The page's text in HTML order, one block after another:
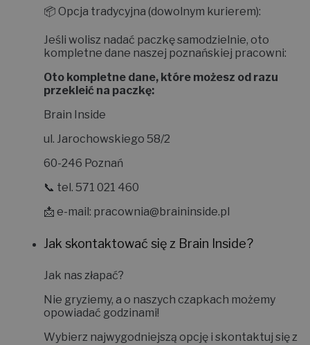
📦 Opcja tradycyjna (dowolnym kurierem):
Jeśli wolisz nadać paczkę samodzielnie, oto
kompletne dane naszej poznańskiej pracowni:
Oto kompletne dane, które możesz od razu
przekleić na paczkę:
Brain Inside
ul. Jarochowskiego 58/2
60-246 Poznań
📞 tel. 571 021 460
📩 e-mail: pracownia@braininside.pl
Jak skontaktować się z Brain Inside?
Jak nas złapać?
Nie gryziemy, a o naszych czapkach możemy
opowiadać godzinami!
Wybierz najwygodniejszą opcję i skontaktuj się z